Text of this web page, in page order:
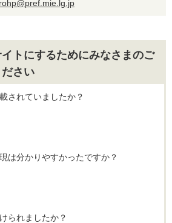
トにするためにみなさまのご
さい
されていましたか？
は分かりやすかったですか？
られましたか？